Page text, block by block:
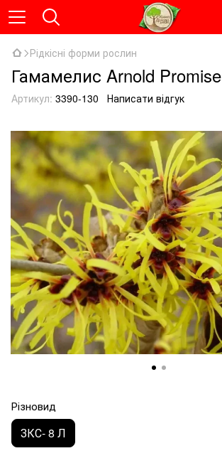
Рідкісні форми рослин
Гамамелис Arnold Promise
Артикул: 3390-130 Написати відгук
Різновид
ЗКС- 8 Л